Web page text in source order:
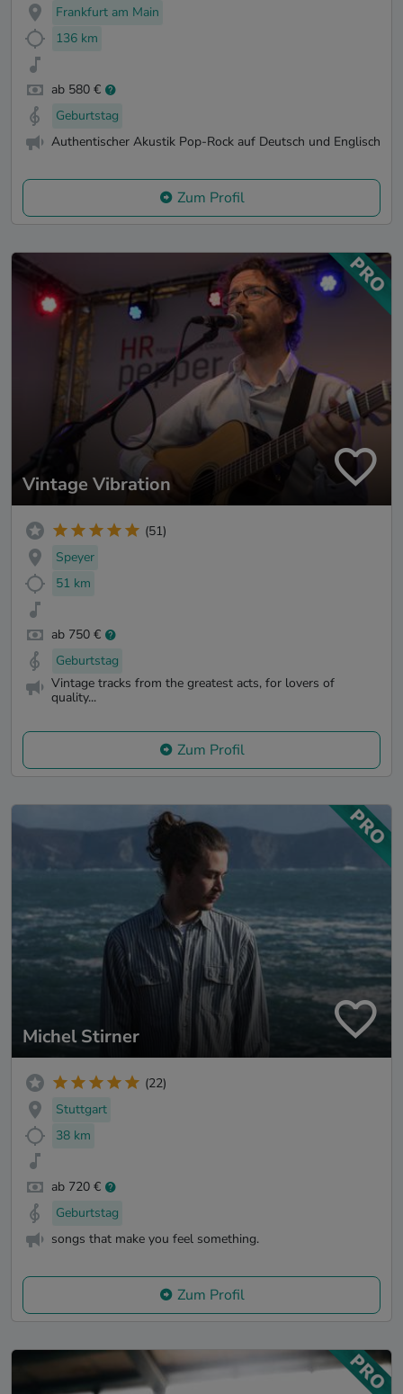
Frankfurt am Main
136 km
ab 580 €
Geburtstag
Authentischer Akustik Pop-Rock auf Deutsch und Englisch
Zum Profil
Vintage Vibration
(51)
Speyer
51 km
ab 750 €
Geburtstag
Vintage tracks from the greatest acts, for lovers of
quality...
Zum Profil
Michel Stirner
(22)
Stuttgart
38 km
ab 720 €
Geburtstag
songs that make you feel something.
Zum Profil